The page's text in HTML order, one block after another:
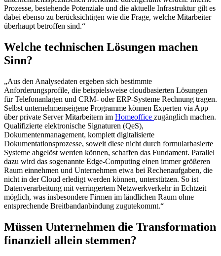
Prozesse, bestehende Potenziale und die aktuelle Infrastruktur gilt es
dabei ebenso zu berücksichtigen wie die Frage, welche Mitarbeiter
überhaupt betroffen sind.“
Welche technischen Lösungen machen
Sinn?
„Aus den Analysedaten ergeben sich bestimmte
Anforderungsprofile, die beispielsweise cloudbasierten Lösungen
für Telefonanlagen und CRM- oder ERP-Systeme Rechnung tragen.
Selbst unternehmenseigene Programme können Experten via App
über private Server Mitarbeitern im Homeoffice zugänglich machen.
Qualifizierte elektronische Signaturen (QeS),
Dokumentenmanagement, komplett digitalisierte
Dokumentationsprozesse, soweit diese nicht durch formularbasierte
Systeme abgelöst werden können, schaffen das Fundament. Parallel
dazu wird das sogenannte Edge-Computing einen immer größeren
Raum einnehmen und Unternehmen etwa bei Rechenaufgaben, die
nicht in der Cloud erledigt werden können, unterstützen. So ist
Datenverarbeitung mit verringertem Netzwerkverkehr in Echtzeit
möglich, was insbesondere Firmen im ländlichen Raum ohne
entsprechende Breitbandanbindung zugutekommt.“
Müssen Unternehmen die Transformation
finanziell allein stemmen?